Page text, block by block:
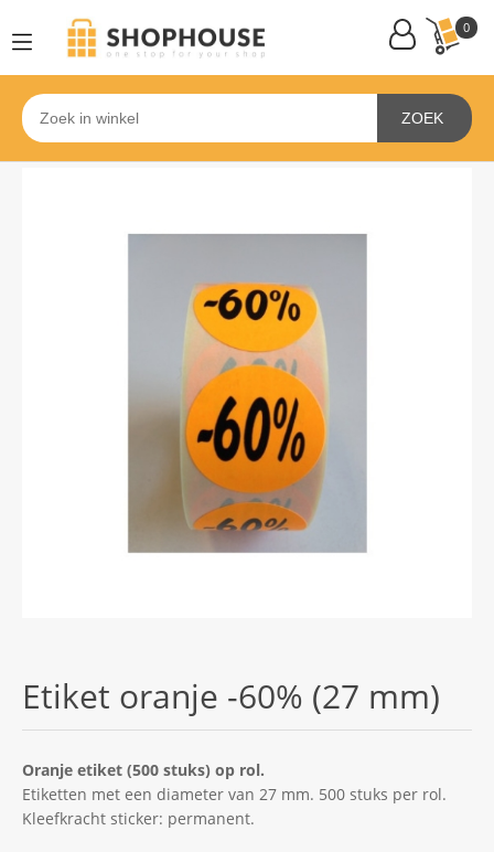
0
ZOEK
Etiket oranje -60% (27 mm)
Oranje etiket (500 stuks) op rol.
Etiketten met een diameter van 27 mm. 500 stuks per rol.
Kleefkracht sticker: permanent.